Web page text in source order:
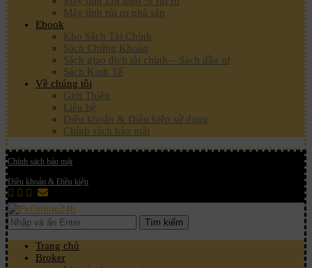
Máy tính rủi ro phá sản
Ebook
Kho Sách Tài Chính
Sách Chứng Khoán
Sách giao dịch tài chính – Sách đầu tư
Sách Kinh Tế
Về chúng tôi
Giới Thiệu
Liên hệ
Điều khoản & Điều kiện sử dụng
Chính sách bảo mật
Chính sách bảo mật
Điều khoản & Điều kiện
Tìm kiếm
Trang chủ
Broker